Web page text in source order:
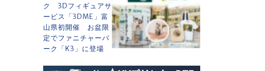
ク 3Dフィギュアサ
ービス「3DME」富
山県初開催 お盆限
定でファニチャーパ
ーク「K3」に登場